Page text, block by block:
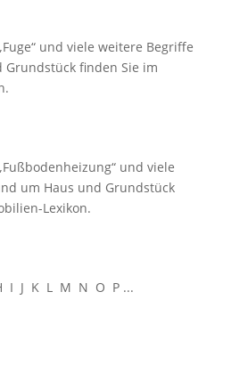
und viele weitere Begriffe
finden Sie im
und viele
um Haus und Grundstück
Lexikon.
I J K L M N O P ...